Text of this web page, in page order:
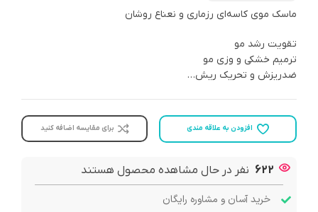
ماسک موی کاسه‌ای رزماری و نعناع روشان
تقویت رشد مو
ترمیم خشکی و وزی مو
ضدریزش و تحریک ریش…
افزودن به علاقه مندی برای مقایسه اضافه کنید
622 نفر در حال مشاهده محصول هستند
خرید آسان و مشاوره رایگان